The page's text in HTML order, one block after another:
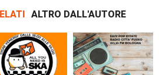
ALTRO DALL'AUTORE